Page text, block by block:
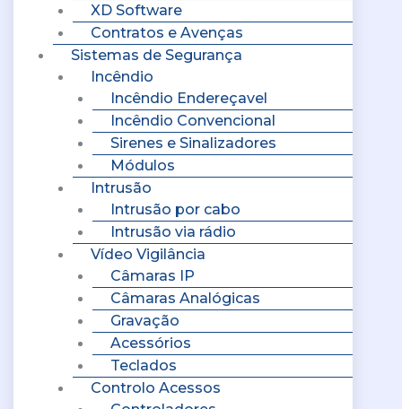
XD Software
Contratos e Avenças
Sistemas de Segurança
Incêndio
Incêndio Endereçavel
Incêndio Convencional
Sirenes e Sinalizadores
Módulos
Intrusão
Intrusão por cabo
Intrusão via rádio
Vídeo Vigilância
Câmaras IP
Câmaras Analógicas
Gravação
Acessórios
Teclados
Controlo Acessos